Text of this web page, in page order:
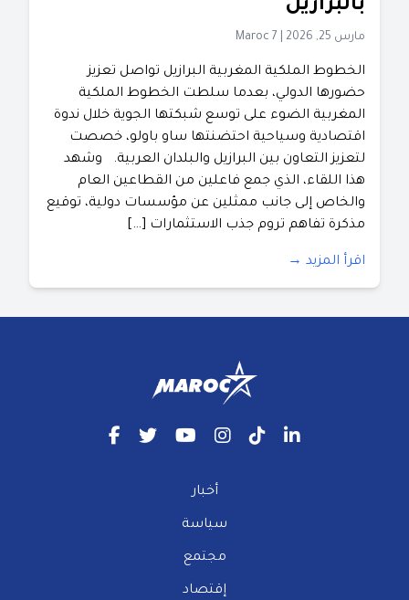
بالبرازيل
مارس 25, 2026 Maroc 7
الخطوط الملكية المغربية البرازيل تواصل تعزيز
حضورها الدولي، بعدما سلطت الخطوط الملكية
المغربية الضوء على توسع شبكتها الجوية خلال ندوة
اقتصادية وسياحية احتضنتها ساو باولو، خصصت
لتعزيز التعاون بين البرازيل والبلدان العربية. وشهد
هذا اللقاء، الذي جمع فاعلين من القطاعين العام
والخاص إلى جانب ممثلين عن مؤسسات دولية، توقيع
مذكرة تفاهم تروم جذب الاستثمارات […]
اقرأ المزيد →
أخبار
سياسة
مجتمع
إقتصاد